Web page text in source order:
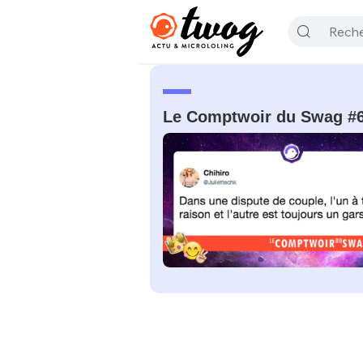
Le Comptwoir du Swag